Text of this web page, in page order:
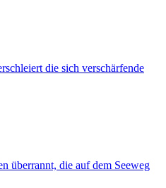
die sich verschärfende
überrannt, die auf dem Seeweg